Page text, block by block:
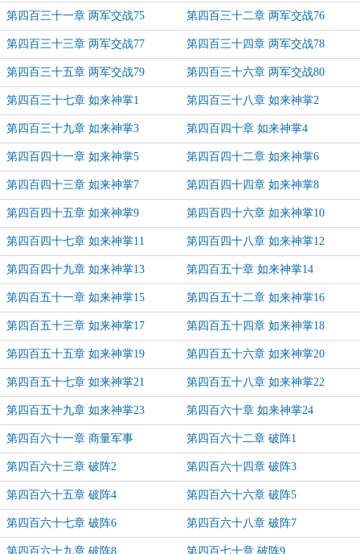
第四百三十一章 两军交战75 第四百三十二章 两军交战76
第四百三十三章 两军交战77 第四百三十四章 两军交战78
第四百三十五章 两军交战79 第四百三十六章 两军交战80
第四百三十七章 如来神掌1 第四百三十八章 如来神掌2
第四百三十九章 如来神掌3 第四百四十章 如来神掌4
第四百四十一章 如来神掌5 第四百四十二章 如来神掌6
第四百四十三章 如来神掌7 第四百四十四章 如来神掌8
第四百四十五章 如来神掌9 第四百四十六章 如来神掌10
第四百四十七章 如来神掌11 第四百四十八章 如来神掌12
第四百四十九章 如来神掌13 第四百五十章 如来神掌14
第四百五十一章 如来神掌15 第四百五十二章 如来神掌16
第四百五十三章 如来神掌17 第四百五十四章 如来神掌18
第四百五十五章 如来神掌19 第四百五十六章 如来神掌20
第四百五十七章 如来神掌21 第四百五十八章 如来神掌22
第四百五十九章 如来神掌23 第四百六十章 如来神掌24
第四百六十一章 商量军事 第四百六十二章 破阵1
第四百六十三章 破阵2 第四百六十四章 破阵3
第四百六十五章 破阵4 第四百六十六章 破阵5
第四百六十七章 破阵6 第四百六十八章 破阵7
第四百六十九章 破阵8 第四百七十章 破阵9